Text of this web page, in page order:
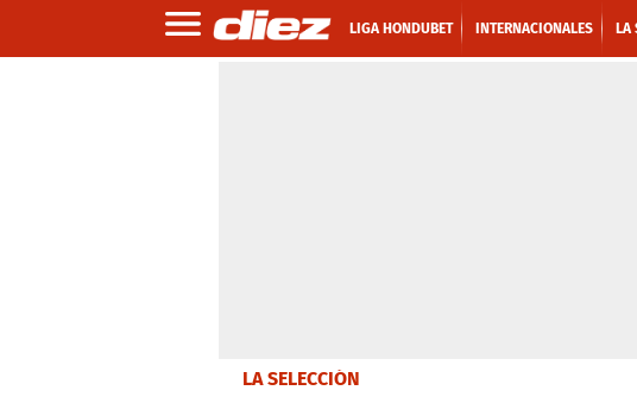
LIGA HONDUBET INTERNACIONALES LA
LA SELECCIÓN